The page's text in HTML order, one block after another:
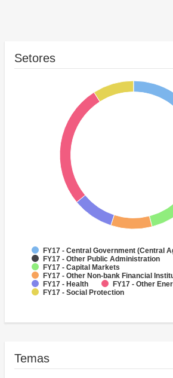
Setores
FY17 - Central Government (Central
FY17 - Other Public Administration
FY17 - Capital Markets
FY17 - Other Non-bank Financial
FY17 - Health
FY17 - Other
FY17 - Social Protection
Temas